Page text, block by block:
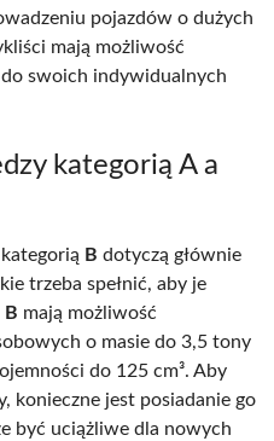
pojazdów o dużych
mają możliwość
swoich indywidualnych
kategorią A a
B dotyczą głównie
trzeba spełnić, aby je
B mają możliwość
o masie do 3,5 tony
do 125 cm³. Aby
konieczne jest posiadanie go
być uciążliwe dla nowych